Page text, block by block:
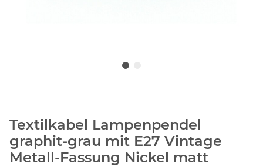
Textilkabel Lampenpendel
graphit-grau mit E27 Vintage
Metall-Fassung Nickel matt